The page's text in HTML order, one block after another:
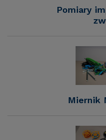
Pomiary
Miernik